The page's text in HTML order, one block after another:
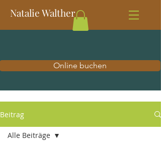
Natalie Walther
Online buchen
Beitrag
Alle Beiträge